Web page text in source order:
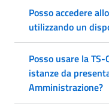
Posso accedere
utilizzando un
Posso usare la
istanze da
Amministrazione?